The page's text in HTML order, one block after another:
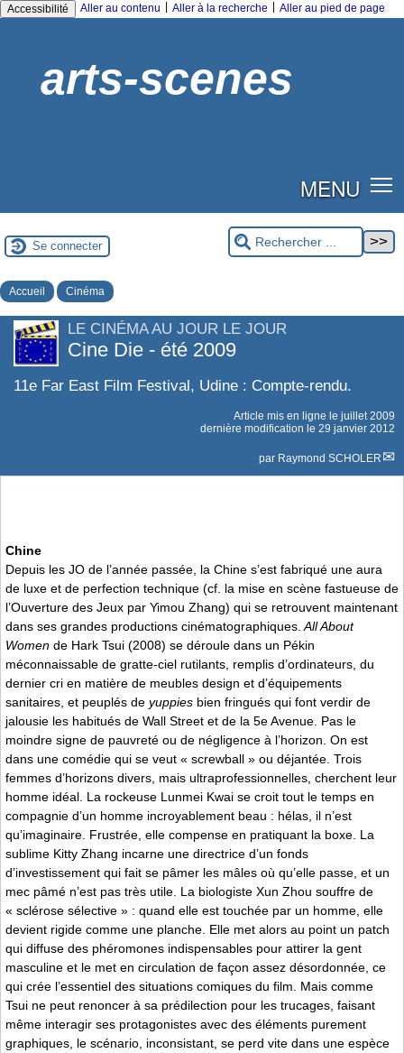
Accessibilité Aller au contenu Aller à la recherche Aller au pied de page
arts-scenes
MENU
Se connecter
Accueil Cinéma
LE CINÉMA AU JOUR LE JOUR
Cine Die - été 2009
11e Far East Film Festival, Udine : Compte-rendu.
Article mis en ligne le juillet 2009
dernière modification le 29 janvier 2012
par Raymond SCHOLER
Chine
Depuis les JO de l’année passée, la Chine s’est fabriqué une aura
de luxe et de perfection technique (cf. la mise en scène fastueuse de
l’Ouverture des Jeux par Yimou Zhang) qui se retrouvent maintenant
dans ses grandes productions cinématographiques. All About
Women de Hark Tsui (2008) se déroule dans un Pékin
méconnaissable de gratte-ciel rutilants, remplis d’ordinateurs, du
dernier cri en matière de meubles design et d’équipements
sanitaires, et peuplés de yuppies bien fringués qui font verdir de
jalousie les habitués de Wall Street et de la 5e Avenue. Pas le
moindre signe de pauvreté ou de négligence à l’horizon. On est
dans une comédie qui se veut « screwball » ou déjantée. Trois
femmes d’horizons divers, mais ultraprofessionnelles, cherchent leur
homme idéal. La rockeuse Lunmei Kwai se croit tout le temps en
compagnie d’un homme incroyablement beau : hélas, il n’est
qu’imaginaire. Frustrée, elle compense en pratiquant la boxe. La
sublime Kitty Zhang incarne une directrice d’un fonds
d’investissement qui fait se pâmer les mâles où qu’elle passe, et un
mec pâmé n’est pas très utile. La biologiste Xun Zhou souffre de
« sclérose sélective » : quand elle est touchée par un homme, elle
devient rigide comme une planche. Elle met alors au point un patch
qui diffuse des phéromones indispensables pour attirer la gent
masculine et le met en circulation de façon assez désordonnée, ce
qui crée l’essentiel des situations comiques du film. Mais comme
Tsui ne peut renoncer à sa prédilection pour les trucages, faisant
même interagir ses protagonistes avec des éléments purement
graphiques, le scénario, inconsistant, se perd vite dans une espèce